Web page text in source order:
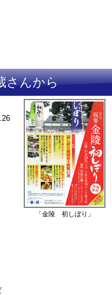
さんから
「金陵 初しぼり」